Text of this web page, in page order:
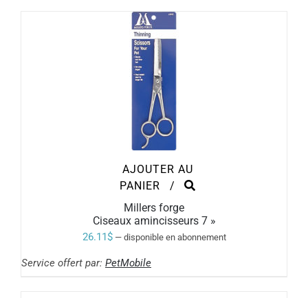
AJOUTER AU
PANIER
/
Millers forge
Ciseaux amincisseurs 7 »
26.11$ —disponible en abonnement
Service offert par: PetMobile